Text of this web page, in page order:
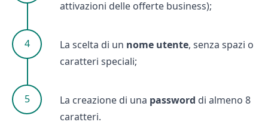
attivazioni delle offerte business);
La scelta di un nome utente, senza spazi o
caratteri speciali;
La creazione di una password di almeno 8
caratteri.